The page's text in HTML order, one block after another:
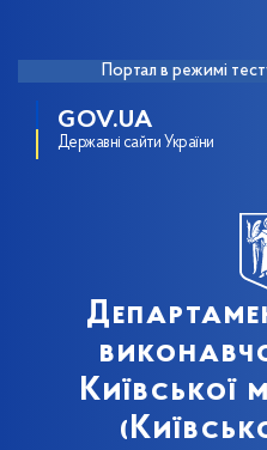
Портал в режимі
GOV.UA
Державні сайти України
Київської